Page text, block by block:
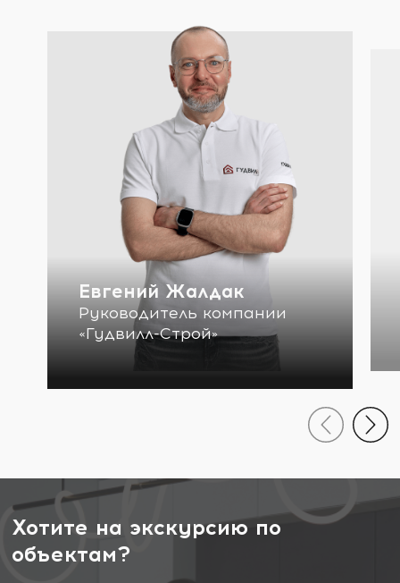
Евгений Жалдак
Руководитель компании
«Гудвилл-Строй»
Хотите на экскурсию по
объектам?